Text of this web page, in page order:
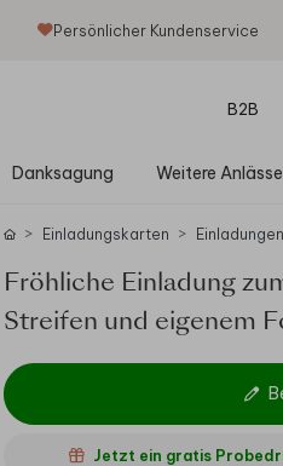
Persönlicher Kundenservice
B2B
Danksagung Weitere Anlässe
Einladungskarten
Fröhliche Einladung
Streifen und eigenem
Jetzt ein gratis